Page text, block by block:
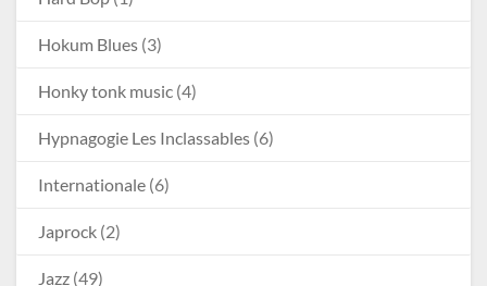
Hokum Blues (3)
Honky tonk music (4)
Hypnagogie Les Inclassables (6)
Internationale (6)
Japrock (2)
Jazz (49)